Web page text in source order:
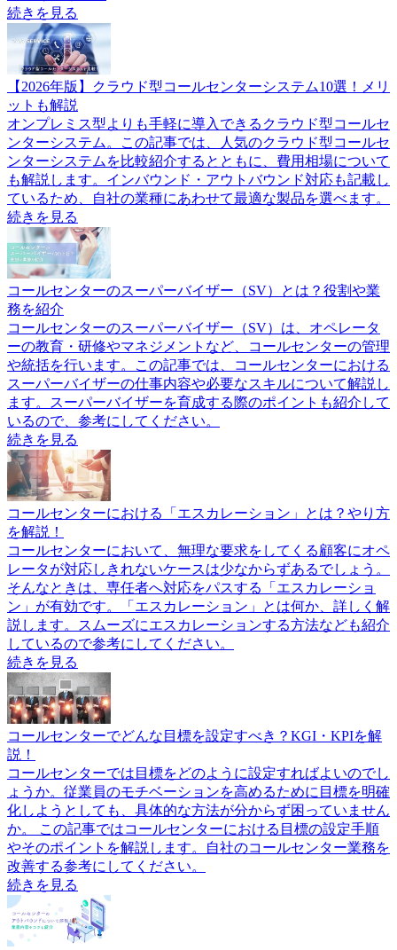
続きを見る
【2026年版】クラウド型コールセンターシステム10選！メリ
ットも解説
オンプレミス型よりも手軽に導入できるクラウド型コールセ
ンターシステム。この記事では、人気のクラウド型コールセ
ンターシステムを比較紹介するとともに、費用相場について
も解説します。インバウンド・アウトバウンド対応も記載し
ているため、自社の業種にあわせて最適な製品を選べます。
続きを見る
コールセンターのスーパーバイザー（SV）とは？役割や業
務を紹介
コールセンターのスーパーバイザー（SV）は、オペレータ
ーの教育・研修やマネジメントなど、コールセンターの管理
や統括を行います。この記事では、コールセンターにおける
スーパーバイザーの仕事内容や必要なスキルについて解説し
ます。スーパーバイザーを育成する際のポイントも紹介して
いるので、参考にしてください。
続きを見る
コールセンターにおける「エスカレーション」とは？やり方
を解説！
コールセンターにおいて、無理な要求をしてくる顧客にオペ
レータが対応しきれないケースは少なからずあるでしょう。
そんなときは、専任者へ対応をパスする「エスカレーショ
ン」が有効です。「エスカレーション」とは何か、詳しく解
説します。スムーズにエスカレーションする方法なども紹介
しているので参考にしてください。
続きを見る
コールセンターでどんな目標を設定すべき？KGI・KPIを解
説！
コールセンターでは目標をどのように設定すればよいのでし
ょうか。従業員のモチベーションを高めるために目標を明確
化しようとしても、具体的な方法が分からず困っていません
か。 この記事ではコールセンターにおける目標の設定手順
やそのポイントを解説します。自社のコールセンター業務を
改善する参考にしてください。
続きを見る